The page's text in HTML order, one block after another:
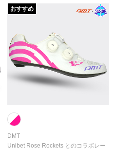
DMT
Unibet Rose Rockets とのコラボレー
おすすめ